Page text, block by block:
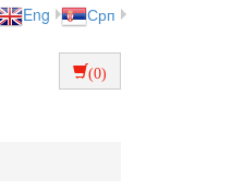
Eng Срп
(0)